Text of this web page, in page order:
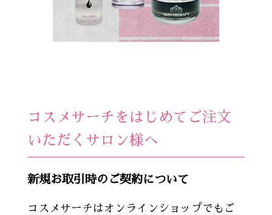
コスメサーチをはじめてご注文
いただくサロン様へ
新規お取引時のご契約について
コスメサーチはオンラインショップでもご